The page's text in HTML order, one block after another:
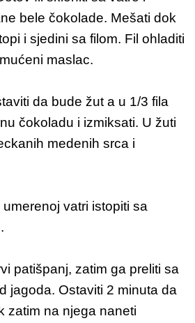
bele čokolade. Mešati dok
i sjedini sa filom. Fil ohladiti
maslac.
da bude žut a u 1/3 fila
čokoladu i izmiksati. U žuti
medenih srca i
vatri istopiti sa
patišpanj, zatim ga preliti sa
jagoda. Ostaviti 2 minuta da
zatim na njega naneti